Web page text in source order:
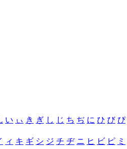
い ぃ き ぎ し じ ち ぢ に ひ び ぴ
ィ キ ギ シ ジ チ ヂ ニ ヒ ビ ピ ミ